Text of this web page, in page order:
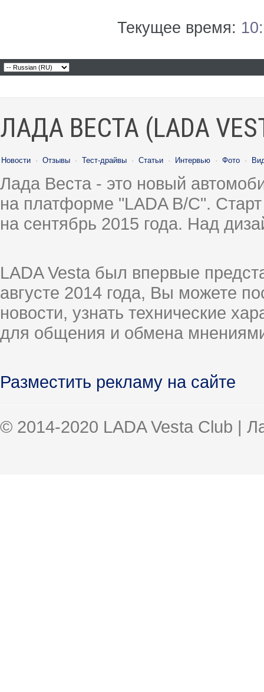
Текущее время:
ЛАДА ВЕСТА (LADA
Новости · Отзывы · Тест-драйвы · Статьи · Интервью · Фото ·
Лада Веста - это новый
на платформе "LADA B/C".
на сентябрь 2015 года. Над
LADA Vesta был впервые
августе 2014 года, Вы можете
новости, узнать технические
для общения и обмена
Разместить рекламу на сайте
© 2014-2020 LADA Vesta Club |